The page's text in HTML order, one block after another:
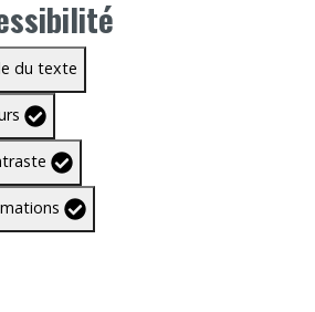
du texte